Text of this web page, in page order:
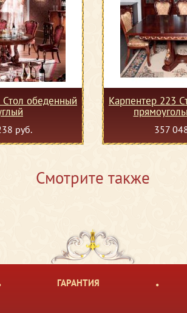
обеденный
руб.
Карпентер 223
357
Смотрите также
ГАРАНТИЯ